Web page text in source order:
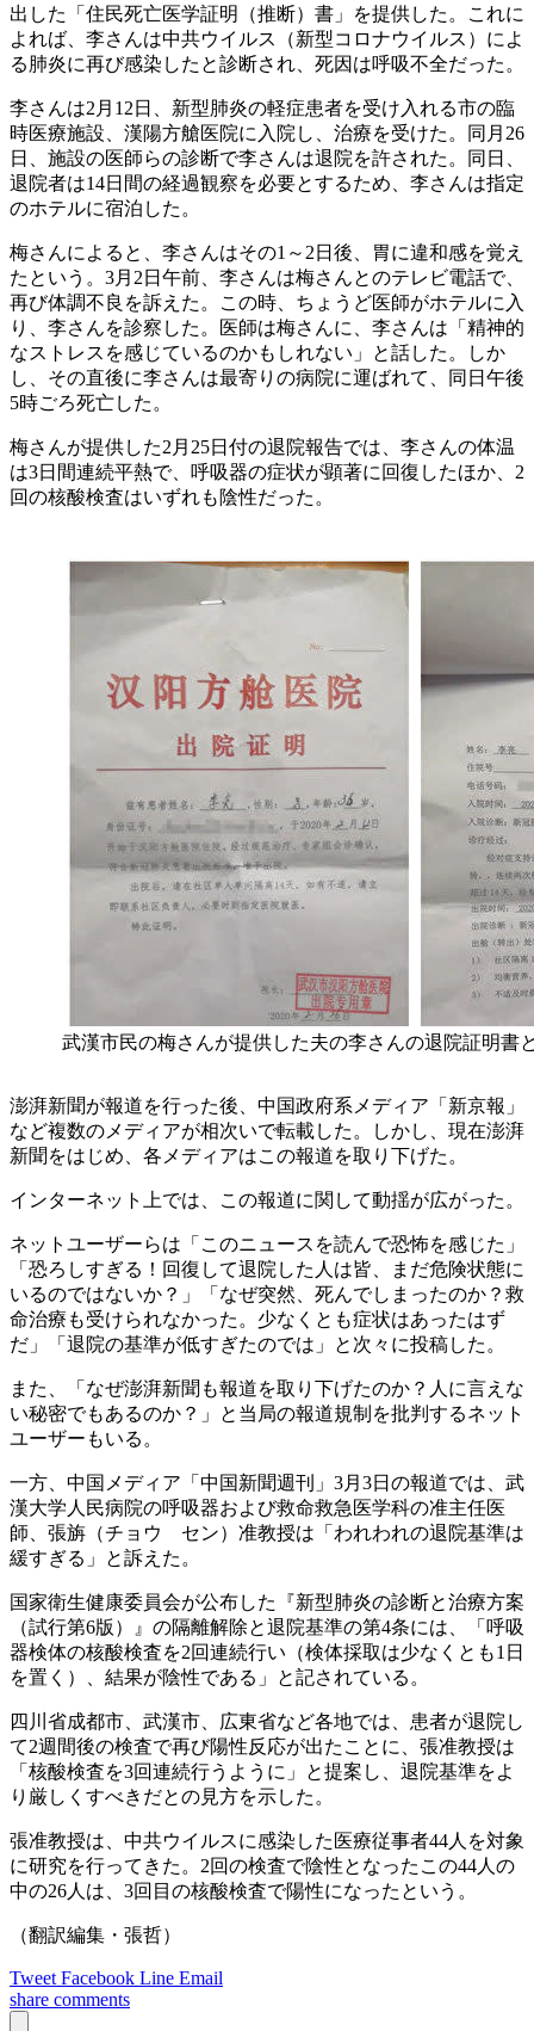
出した「住民死亡医学証明（推断）書」を提供した。これに
よれば、李さんは中共ウイルス（新型コロナウイルス）によ
る肺炎に再び感染したと診断され、死因は呼吸不全だった。
李さんは2月12日、新型肺炎の軽症患者を受け入れる市の臨
時医療施設、漢陽方艙医院に入院し、治療を受けた。同月26
日、施設の医師らの診断で李さんは退院を許された。同日、
退院者は14日間の経過観察を必要とするため、李さんは指定
のホテルに宿泊した。
梅さんによると、李さんはその1～2日後、胃に違和感を覚え
たという。3月2日午前、李さんは梅さんとのテレビ電話で、
再び体調不良を訴えた。この時、ちょうど医師がホテルに入
り、李さんを診察した。医師は梅さんに、李さんは「精神的
なストレスを感じているのかもしれない」と話した。しか
し、その直後に李さんは最寄りの病院に運ばれて、同日午後
5時ごろ死亡した。
梅さんが提供した2月25日付の退院報告では、李さんの体温
は3日間連続平熱で、呼吸器の症状が顕著に回復したほか、2
回の核酸検査はいずれも陰性だった。
武漢市民の梅さんが提供した夫の李さんの退院証明書
澎湃新聞が報道を行った後、中国政府系メディア「新京報」
など複数のメディアが相次いで転載した。しかし、現在澎湃
新聞をはじめ、各メディアはこの報道を取り下げた。
インターネット上では、この報道に関して動揺が広がった。
ネットユーザーらは「このニュースを読んで恐怖を感じた」
「恐ろしすぎる！回復して退院した人は皆、まだ危険状態に
いるのではないか？」「なぜ突然、死んでしまったのか？救
命治療も受けられなかった。少なくとも症状はあったはず
だ」「退院の基準が低すぎたのでは」と次々に投稿した。
また、「なぜ澎湃新聞も報道を取り下げたのか？人に言えな
い秘密でもあるのか？」と当局の報道規制を批判するネット
ユーザーもいる。
一方、中国メディア「中国新聞週刊」3月3日の報道では、武
漢大学人民病院の呼吸器および救命救急医学科の准主任医
師、張旃（チョウ セン）准教授は「われわれの退院基準は
緩すぎる」と訴えた。
国家衛生健康委員会が公布した『新型肺炎の診断と治療方案
（試行第6版）』の隔離解除と退院基準の第4条には、「呼吸
器検体の核酸検査を2回連続行い（検体採取は少なくとも1日
を置く）、結果が陰性である」と記されている。
四川省成都市、武漢市、広東省など各地では、患者が退院し
て2週間後の検査で再び陽性反応が出たことに、張准教授は
「核酸検査を3回連続行うように」と提案し、退院基準をよ
り厳しくすべきだとの見方を示した。
張准教授は、中共ウイルスに感染した医療従事者44人を対象
に研究を行ってきた。2回の検査で陰性となったこの44人の
中の26人は、3回目の核酸検査で陽性になったという。
（翻訳編集・張哲）
Tweet Facebook Line Email
share comments